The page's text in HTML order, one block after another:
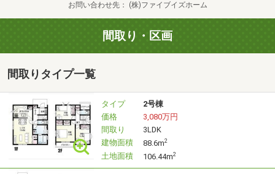
鴻巣店《0120-958-512》
━━━━━━━ ご案内 ━━━━━━━
●事前に予約を頂くことで、当日のご案内も
時間調節可能です。
●また、お客様のご指定場所で
お待ち合わせも出来ます。
お問い合わせ先 (株)ファイブイズホーム
間取り・区画
間取りタイプ一覧
タイプ
2号棟
価格
3,080万円
間取り
3LDK
建物面積
88.6m2
土地面積 106.44m2